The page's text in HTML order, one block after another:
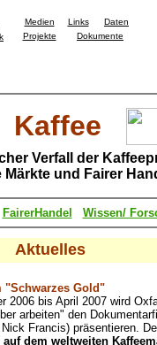
Medien Links
Daten
Projekte
Dokumente
Kaffee
Verfall der
Märkte und Fairer
FairerHandel Wissen/
Aktuelles
"Schwarzes Gold"
2006 bis April 2007 wird
arbeiten" den
Francis) präsentieren.
dem weltweiten